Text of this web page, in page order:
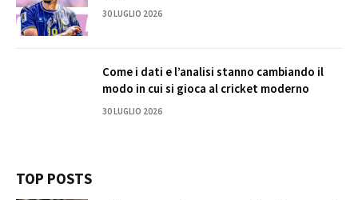
30 LUGLIO 2026
Come i dati e l’analisi stanno cambiando il
modo in cui si gioca al cricket moderno
30 LUGLIO 2026
TOP POSTS